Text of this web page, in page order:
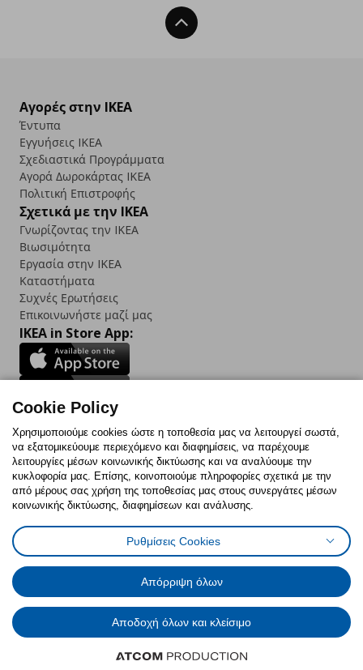
Back To Top
Αγορές στην IKEA
Έντυπα
Εγγυήσεις IKEA
Σχεδιαστικά Προγράμματα
Αγορά Δωρoκάρτας IKEA
Πολιτική Επιστροφής
Σχετικά με την IKEA
Γνωρίζοντας την IKEA
Βιωσιμότητα
Εργασία στην IKEA
Καταστήματα
Συχνές Ερωτήσεις
Επικοινωνήστε μαζί μας
IKEA in Store App:
Follow us:
FacebookInstagram
TikTokYoutubePinterestTwitter
Πολιτική CookiesΔήλωση ψηφιακής προσβασιμότητας
Έντυπο Επιστροφής / ΑκύρωσηςΡυθμίσεις cookiesΌροι Χρήσης
Γενική Πολιτική Προσωπικών Δεδομένων
Πολιτική Προσωπικών Δεδομένων για IKEA.com.cy
© Inter-IKEA Systems B.V. 1999 - 2025
Cookie Policy
Χρησιμοποιούμε cookies ώστε η τοποθεσία μας να λειτουργεί σωστά,
να εξατομικεύουμε περιεχόμενο και διαφημίσεις, να παρέχουμε
λειτουργίες μέσων κοινωνικής δικτύωσης και να αναλύουμε την
κυκλοφορία μας. Επίσης, κοινοποιούμε πληροφορίες σχετικά με την
από μέρους σας χρήση της τοποθεσίας μας στους συνεργάτες μέσων
κοινωνικής δικτύωσης, διαφημίσεων και ανάλυσης.
Ρυθμίσεις Cookies
Απόρριψη όλων
Αποδοχή όλων και κλείσιμο